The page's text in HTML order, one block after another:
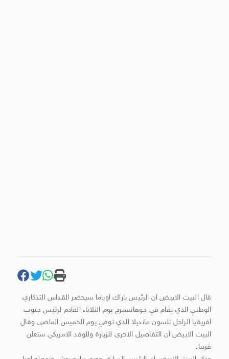
قال البيت الابيض ان الرئيس باراك اوباما سيحضر القداس التذكاري
الوطني الذي يقام في جوهانسبرج يوم الثلاثاء القادم لرئيس جنوب
افريقيا الراحل نلسون مانديلا الذي توفي يوم الخميس الماضى وقال
البيت الابيض ان التفاصيل الاخرى للزيارة وللوفد الامريكي ستعلن
قريبا.